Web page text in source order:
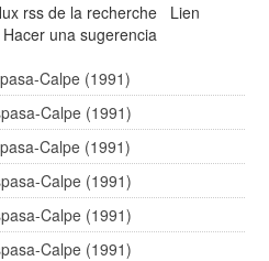
rss de la recherche
Lien
Hacer una sugerencia
Calpe (1991)
Calpe (1991)
Calpe (1991)
Calpe (1991)
Calpe (1991)
Calpe (1991)